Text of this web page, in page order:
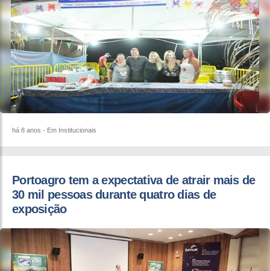
há 8 anos - Em Institucionais
​Portoagro tem a expectativa de atrair mais de
30 mil pessoas durante quatro dias de
exposição